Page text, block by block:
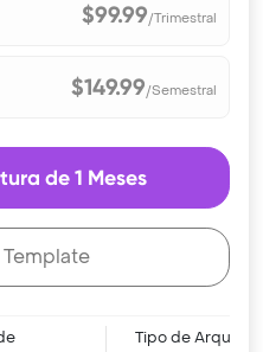
$99.99/Trimestral
$149.99/Semestral
de 1 Meses
Tipo de Arquivo